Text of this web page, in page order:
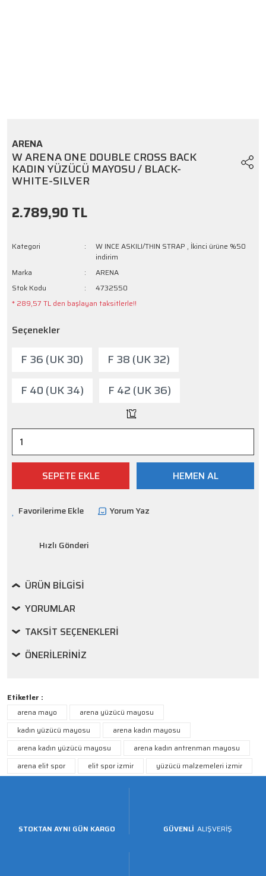
ARENA
W ARENA ONE DOUBLE CROSS BACK
KADIN YÜZÜCÜ MAYOSU / BLACK-
WHITE-SILVER
2.789,90 TL
Kategori W INCE ASKILI/THIN STRAP , İkinci ürüne %50
indirim
Marka
ARENA
Stok Kodu
4732550
* 289,57 TL den başlayan taksitlerle!!
Seçenekler
F 36 (UK 30)
F 38 (UK 32)
F 40 (UK 34)
F 42 (UK 36)
SEPETE EKLE HEMEN AL
Yorum Yaz
Hızlı Gönderi
ÜRÜN BILGISI
YORUMLAR
TAKSIT SEÇENEKLERI
ÖNERILERINIZ
Etiketler :
arena mayo
arena yüzücü mayosu
kadın yüzücü mayosu
arena kadın mayosu
arena kadın yüzücü mayosu
arena kadın antrenman mayosu
arena elit spor
elit spor izmir yüzücü malzemeleri izmir
STOKTAN AYNI GÜN KARGO GÜVENLİ ALIŞVERİŞ